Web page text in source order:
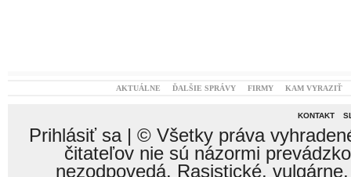
AKTUÁLNE ĎALŠIE SPRÁVY FIRMY KAM VYRAZIŤ
KONTAKT
Prihlásiť sa| © Všetky práva
čitateľov nie sú názormi
nezodpovedá. Rasistické,